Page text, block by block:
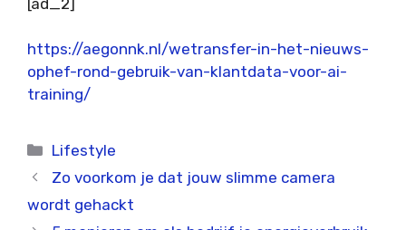
[ad_2]
https://aegonnk.nl/wetransfer-in-het-nieuws-
ophef-rond-gebruik-van-klantdata-voor-ai-
training/
Categorieën
Lifestyle
Zo voorkom je dat jouw slimme camera
wordt gehackt